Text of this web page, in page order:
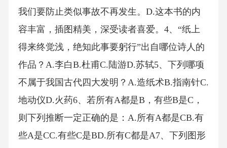
我们要防止类似事故不再发生。D.这本书的内
容丰富，插图精美，深受读者喜爱。4、“纸上
得来终觉浅，绝知此事要躬行”出自哪位诗人的
作品？A.李白B.杜甫C.陆游D.苏轼5、下列哪项
不属于我国古代四大发明？A.造纸术B.指南针C.
地动仪D.火药6、若所有A都是B，有些B是C，
则下列推断一定正确的是：A.所有A都是CB.有
些A是CC.有些C是BD.所有C都是A7、下列图形